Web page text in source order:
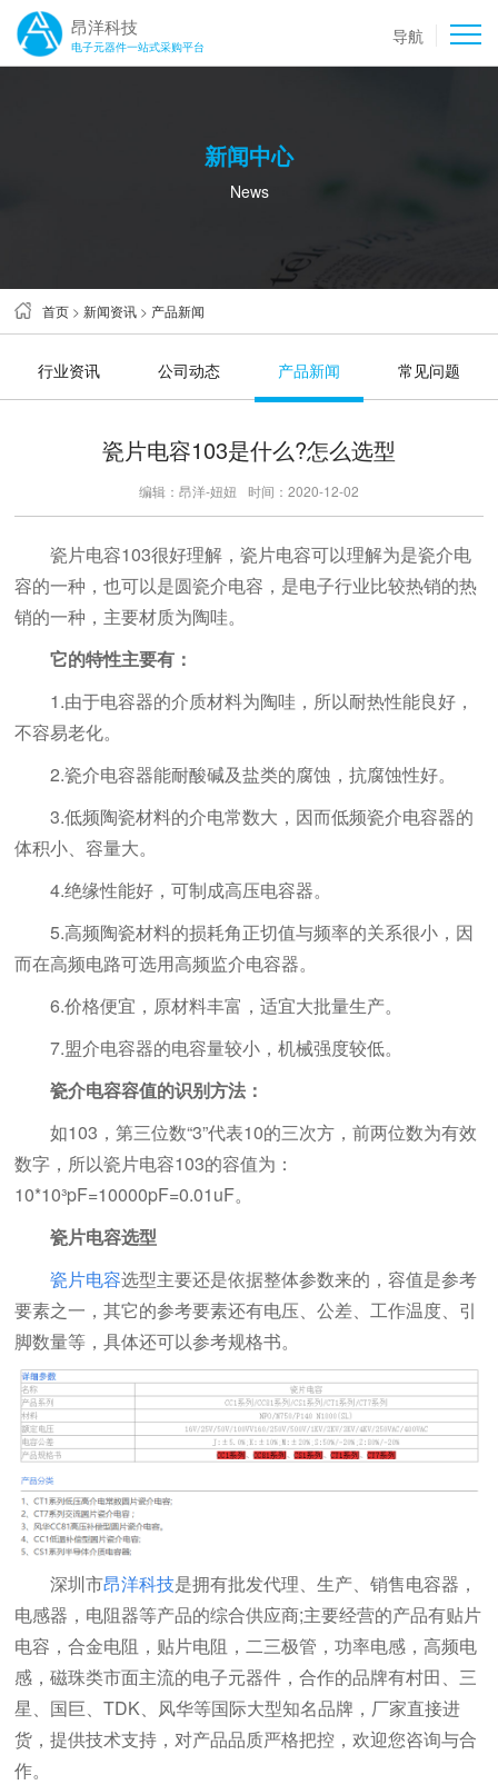
昂洋科技
电子元器件一站式采购平台 导航
新闻中心
News
首页 >新闻资讯 > 产品新闻
行业资讯 公司动态 产品新闻 常见问题
瓷片电容103是什么?怎么选型
编辑：昂洋-妞妞 时间：2020-12-02
瓷片电容103很好理解，瓷片电容可以理解为是瓷介电
容的一种，也可以是圆瓷介电容，是电子行业比较热销的热
销的一种，主要材质为陶哇。
它的特性主要有：
1.由于电容器的介质材料为陶哇，所以耐热性能良好，
不容易老化。
2.瓷介电容器能耐酸碱及盐类的腐蚀，抗腐蚀性好。
3.低频陶瓷材料的介电常数大，因而低频瓷介电容器的
体积小、容量大。
4.绝缘性能好，可制成高压电容器。
5.高频陶瓷材料的损耗角正切值与频率的关系很小，因
而在高频电路可选用高频监介电容器。
6.价格便宜，原材料丰富，适宜大批量生产。
7.盟介电容器的电容量较小，机械强度较低。
瓷介电容容值的识别方法：
如103，第三位数“3”代表10的三次方，前两位数为有效
数字，所以瓷片电容103的容值为：
10*10³pF=10000pF=0.01uF。
瓷片电容选型
瓷片电容选型主要还是依据整体参数来的，容值是参考
要素之一，其它的参考要素还有电压、公差、工作温度、引
脚数量等，具体还可以参考规格书。
深圳市昂洋科技是拥有批发代理、生产、销售电容器，
电感器，电阻器等产品的综合供应商;主要经营的产品有贴片
电容，合金电阻，贴片电阻，二三极管，功率电感，高频电
感，磁珠类市面主流的电子元器件，合作的品牌有村田、三
星、国巨、TDK、风华等国际大型知名品牌，厂家直接进
货，提供技术支持，对产品品质严格把控，欢迎您咨询与合
作。